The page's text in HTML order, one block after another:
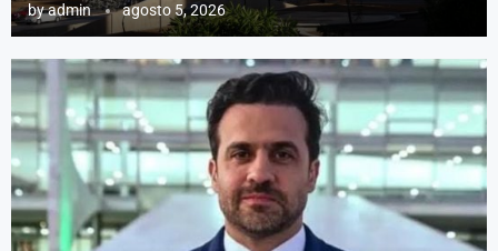
byadmin agosto 5, 2026